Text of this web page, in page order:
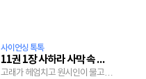
사이언싱 톡톡
11권 1장 사하라 사막 속 숨겨진 비밀
고래가 헤엄치고 원시인이 물고기